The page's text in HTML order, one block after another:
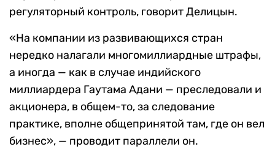
регуляторный контроль, говорит Делицын.
«На компании из развивающихся стран
нередко налагали многомиллиардные штрафы,
а иногда — как в случае индийского
миллиардера Гаутама Адани — преследовали и
акционера, в общем-то, за следование
практике, вполне общепринятой там, где он вел
бизнес», — проводит параллели он.